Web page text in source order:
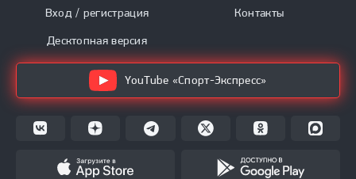
Вход / регистрация
Десктопная версия
Контакты
YouTube «Спорт-Экспресс»